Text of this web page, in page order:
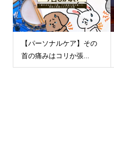
【パーソナルケア】その
首の痛みはコリか張...